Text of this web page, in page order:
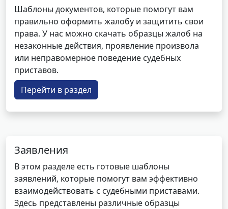
Шаблоны документов, которые помогут вам
правильно оформить жалобу и защитить свои
права. У нас можно скачать образцы жалоб на
незаконные действия, проявление произвола
или неправомерное поведение судебных
приставов.
Перейти в раздел
Заявления
В этом разделе есть готовые шаблоны
заявлений, которые помогут вам эффективно
взаимодействовать с судебными приставами.
Здесь представлены различные образцы